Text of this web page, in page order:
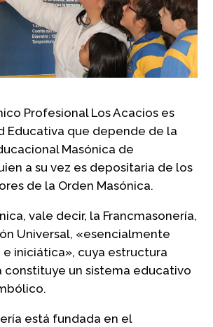
Profesional Los Acacios es
Educativa que depende de la
Masónica de
a su vez es depositaria de los
de la Orden Masónica.
vale decir, la Francmasonería,
Universal, «esencialmente
iniciática», cuya estructura
constituye un sistema educativo
está fundada en el